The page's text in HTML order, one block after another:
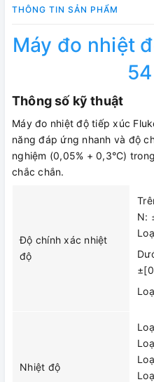
THÔNG TIN SẢN PHẨM
Máy đo nhiệt
Thông số kỹ thuật
Máy đo nhiệt độ tiếp xúc
năng đáp ứng nhanh và độ
nghiệm (0,05% + 0,3°C)
chắc chắn.
Độ chính xác nhiệt
độ
N:
Nhiệt độ